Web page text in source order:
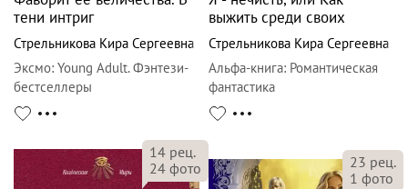
тени интриг
Стрельникова Кира Сергеевна
Эксмо: Young Adult. Фэнтези-
бестселлеры
выжить среди своих
Стрельникова Кира Сергеевна
Альфа-книга: Романтическая
фантастика
14 рец.
24 фото 23 рец.
1 фото